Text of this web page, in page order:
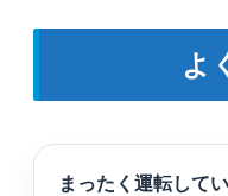
よ
まったく運転して